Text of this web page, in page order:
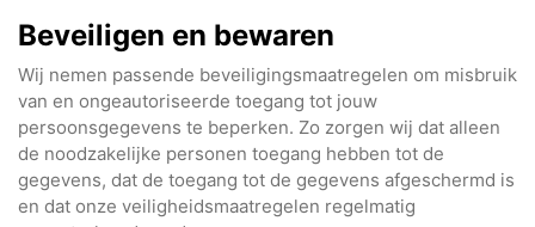
Beveiligen en bewaren
Wij nemen passende beveiligingsmaatregelen om misbruik
van en ongeautoriseerde toegang tot jouw
persoonsgegevens te beperken. Zo zorgen wij dat alleen
de noodzakelijke personen toegang hebben tot de
gegevens, dat de toegang tot de gegevens afgeschermd is
en dat onze veiligheidsmaatregelen regelmatig